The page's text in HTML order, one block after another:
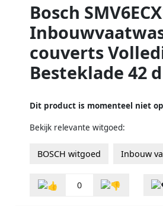
Bosch
couverts
Besteklade 42
Dit product is momenteel niet
Bekijk relevante witgoed:
BOSCH witgoed Inbouw
0